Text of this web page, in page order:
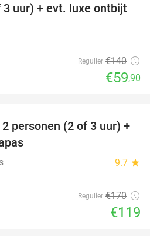
57%
uur) + evt. luxe ontbijt
Regulier €140
€59,90
30%
personen (2 of 3 uur) +
9.7 star
Regulier €170
€119